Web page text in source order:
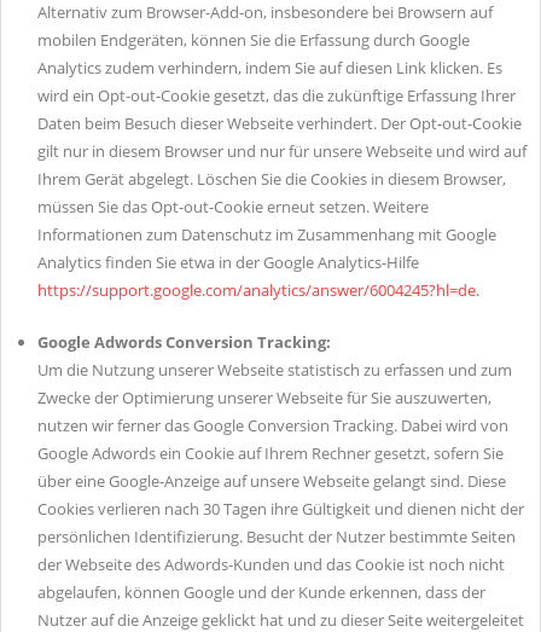
Alternativ zum Browser-Add-on, insbesondere bei Browsern auf
mobilen Endgeräten, können Sie die Erfassung durch Google
Analytics zudem verhindern, indem Sie auf diesen Link klicken. Es
wird ein Opt-out-Cookie gesetzt, das die zukünftige Erfassung Ihrer
Daten beim Besuch dieser Webseite verhindert. Der Opt-out-Cookie
gilt nur in diesem Browser und nur für unsere Webseite und wird auf
Ihrem Gerät abgelegt. Löschen Sie die Cookies in diesem Browser,
müssen Sie das Opt-out-Cookie erneut setzen. Weitere
Informationen zum Datenschutz im Zusammenhang mit Google
Analytics finden Sie etwa in der Google Analytics-Hilfe
https://support.google.com/analytics/answer/6004245?hl=de.
Google Adwords Conversion Tracking:
Um die Nutzung unserer Webseite statistisch zu erfassen und zum
Zwecke der Optimierung unserer Webseite für Sie auszuwerten,
nutzen wir ferner das Google Conversion Tracking. Dabei wird von
Google Adwords ein Cookie auf Ihrem Rechner gesetzt, sofern Sie
über eine Google-Anzeige auf unsere Webseite gelangt sind. Diese
Cookies verlieren nach 30 Tagen ihre Gültigkeit und dienen nicht der
persönlichen Identifizierung. Besucht der Nutzer bestimmte Seiten
der Webseite des Adwords-Kunden und das Cookie ist noch nicht
abgelaufen, können Google und der Kunde erkennen, dass der
Nutzer auf die Anzeige geklickt hat und zu dieser Seite weitergeleitet